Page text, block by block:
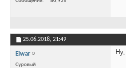
25.06.2018, 21:49
Elwar
Суровый